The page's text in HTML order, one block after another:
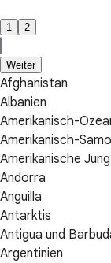
1 2
Weiter
Afghanistan
Albanien
Amerikanisch-
Amerikanisch-
Amerikanische
Andorra
Anguilla
Antarktis
Antigua und
Argentinien